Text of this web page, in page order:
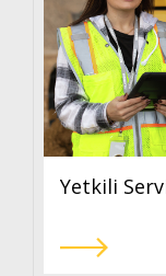
Kiralama
2. El
İletişim
Yetkili